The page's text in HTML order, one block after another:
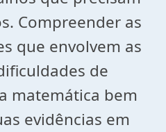
Compreender as
que envolvem as
de
matemática bem
evidências em